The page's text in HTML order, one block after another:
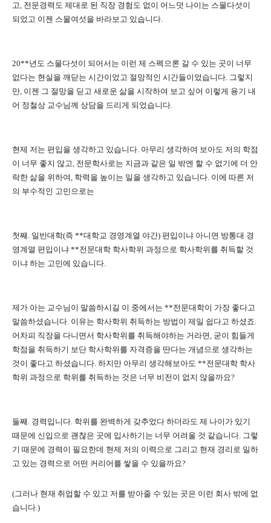
고, 전문경력도 제대로 된 직장 경험도 없이 어느덧 나이는 스물다섯이
되었고 이젠 스물여섯을 바라보고 있습니다.
20**년도 스물다섯이 되어서는 이런 제 스펙으론 갈 수 있는 곳이 너무
없다는 현실을 깨닫는 시간이었고 절망적인 시간들이었습니다. 그렇지
만, 이젠 그 절망을 딛고 새로운 삶을 시작하여 보고 싶어 이렇게 용기 내
어 정철상 교수님께 상담을 드리게 되었습니다.
현제 저는 편입을 생각하고 있습니다. 아무리 생각하여 보아도 저의 학점
이 너무 좋지 않고, 전문학사로는 지금과 같은 일 밖엔 할 수 없기에 더 안
락한 삶을 위하여, 학력을 높이는 일을 생각하고 있습니다. 이에 따른 저
의 부수적인 고민으로는
첫째. 일반대학(즉 **대학교 경영계열 야간) 편입이냐 아니면 방통대 경
영계열 편입이냐 **전문대학 학사학위 과정으로 학사학위를 취득할 것
이냐 하는 고민에 있습니다.
제가 아는 교수님이 말씀하시길 이 중에서는 **전문대학이 가장 좋다고
말씀하셨습니다. 이유는 학사학위 취득하는 방법이 제일 쉽다고 하셨죠.
어차피 직장을 다니면서 학사학위를 취득해야하는 거라면, 굳이 힘들게
학점을 취득하기 보단 학사학위를 자격증을 딴다는 개념으로 생각하는
것이 좋다고 하셨습니다. 하지만 아무리 생각해보아도 **전문대학 학사
학위 과정으로 학위를 취득하는 것은 너무 비전이 없지 않을까요?
둘째. 경력입니다. 학위를 완벽하게 갖추었다 하더라도 제 나이가 있기
때문에 신입으로 괜찮은 곳에 입사하기는 너무 어려울 것 같습니다. 그렇
기 때문에 경력이 필요한데 현제 저의 이력으로 그리고 현재 경리로 일하
고 있는 경력으로 어떤 커리어를 쌓을 수 있을까요?
(그러나 현재 취업할 수 있고 저를 받아줄 수 있는 곳은 이런 회사 밖에 없
습니다.)